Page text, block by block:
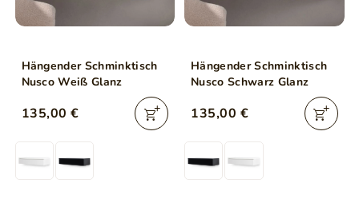
Hängender Schminktisch
Nusco Weiß Glanz
135,00 €
Hängender Schminktisch
Nusco Schwarz Glanz
135,00 €